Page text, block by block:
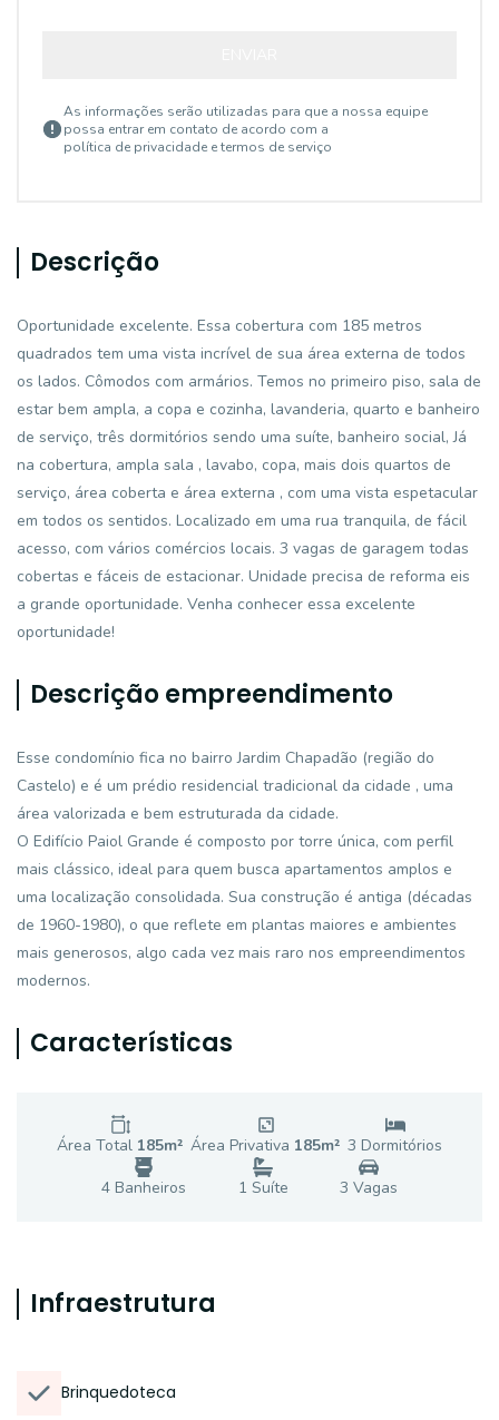
As informações serão utilizadas para que a nossa equipe
possa entrar em contato de acordo com a
política de privacidade e termos de serviço
Descrição
Oportunidade excelente. Essa cobertura com 185 metros
quadrados tem uma vista incrível de sua área externa de todos
os lados. Cômodos com armários. Temos no primeiro piso, sala de
estar bem ampla, a copa e cozinha, lavanderia, quarto e banheiro
de serviço, três dormitórios sendo uma suíte, banheiro social, Já
na cobertura, ampla sala , lavabo, copa, mais dois quartos de
serviço, área coberta e área externa , com uma vista espetacular
em todos os sentidos. Localizado em uma rua tranquila, de fácil
acesso, com vários comércios locais. 3 vagas de garagem todas
cobertas e fáceis de estacionar. Unidade precisa de reforma eis
a grande oportunidade. Venha conhecer essa excelente
oportunidade!
Descrição empreendimento
Esse condomínio fica no bairro Jardim Chapadão (região do
Castelo) e é um prédio residencial tradicional da cidade , uma
área valorizada e bem estruturada da cidade.
O Edifício Paiol Grande é composto por torre única, com perfil
mais clássico, ideal para quem busca apartamentos amplos e
uma localização consolidada. Sua construção é antiga (décadas
de 1960-1980), o que reflete em plantas maiores e ambientes
mais generosos, algo cada vez mais raro nos empreendimentos
modernos.
Características
Área Total 185m² Área Privativa 185m² 3 Dormitórios
4 Banheiros 1 Suíte 3 Vagas
Infraestrutura
Brinquedoteca